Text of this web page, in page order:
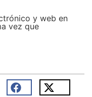
y web en
vez que